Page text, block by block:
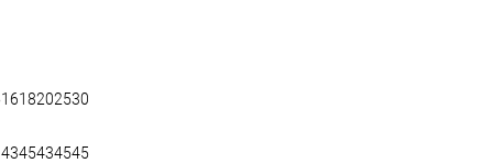
1618202530
4345434545